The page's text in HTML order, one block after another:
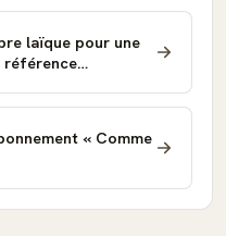
laïque pour une
référence
« Comme